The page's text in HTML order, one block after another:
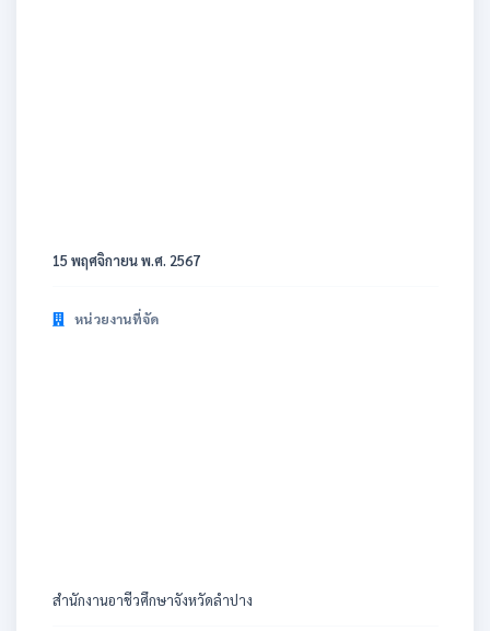
15 พฤศจิกายน พ.ศ. 2567
หน่วยงานที่จัด
สำนักงานอาชีวศึกษาจังหวัดลำปาง